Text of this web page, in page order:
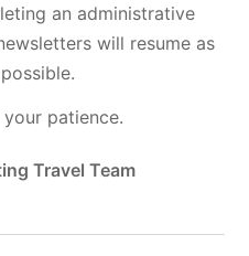
an administrative
will resume as
patience.
Travel Team